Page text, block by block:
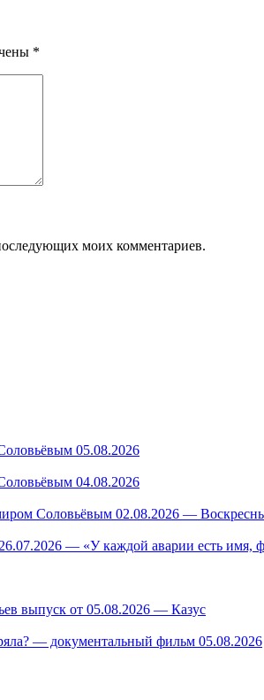
*
моих комментариев.
05.08.2026
04.08.2026
Соловьёвым 02.08.2026 —
— «У каждой аварии есть имя,
выпуск от 05.08.2026 — Казус
— документальный фильм 05.08.2026